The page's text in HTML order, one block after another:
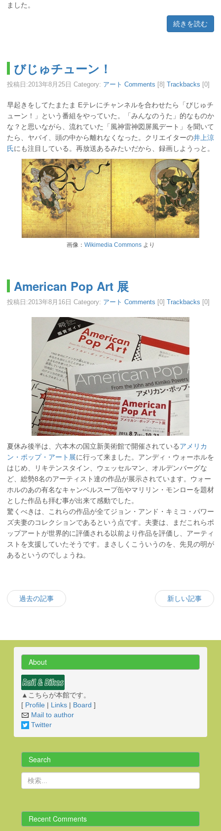
ました。
続きを読む
びじゅチューン！
投稿日:2013年8月25日 Category: アート Comments [8] Trackbacks [0]
早起きをしてたまたま Eテレにチャンネルを合わせたら「びじゅチ
ューン！」という番組をやっていた。「みんなのうた」的なものか
な？と思いながら、流れていた「風神雷神図屏風デート」を聞いて
たら、ヤバイ、頭の中から離れなくなった。クリエイターの井上涼
氏にも注目している。再放送あるみたいだから、録画しようっと。
画像： Wikimedia Commonsより
American Pop Art 展
投稿日:2013年8月16日 Category: アート Comments [0] Trackbacks [0]
夏休み後半は、六本木の国立新美術館で開催されているアメリカ
ン・ポップ・アート展に行って来ました。アンディ・ウォーホルを
はじめ、リキテンスタイン、ウェッセルマン、オルデンバーグな
ど、総勢8名のアーティスト達の作品が展示されています。ウォー
ホルのあの有名なキャンベルスープ缶やマリリン・モンローを題材
とした作品も拝む事が出来て感動でした。
驚くべきは、これらの作品が全てジョン・アンド・キミコ・パワー
ズ夫妻のコレクションであるという点です。夫妻は、まだこれらポ
ップアートが世界的に評価される以前より作品を評価し、アーティ
ストを支援していたそうです。まさしくこういうのを、先見の明が
あるというのでしょうね。
過去の記事 新しい記事
About
▲こちらが本館です。
[ Profile | Links | Board ]
Mail to author
Twitter
Search
Recent Comments